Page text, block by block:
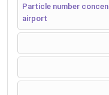
Particle number
airport